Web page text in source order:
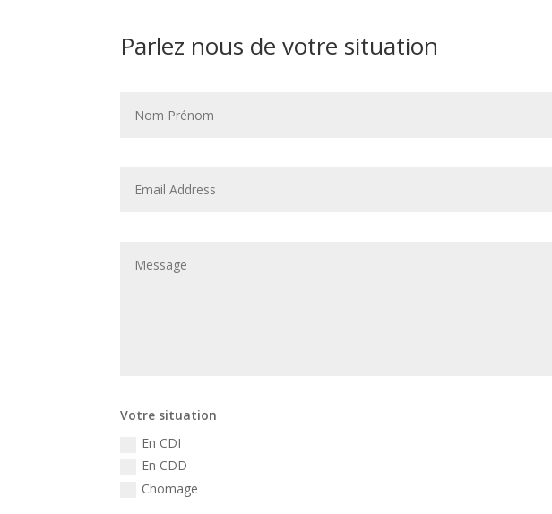
Parlez nous de votre situation
Votre situation
En CDI
En CDD
Chomage